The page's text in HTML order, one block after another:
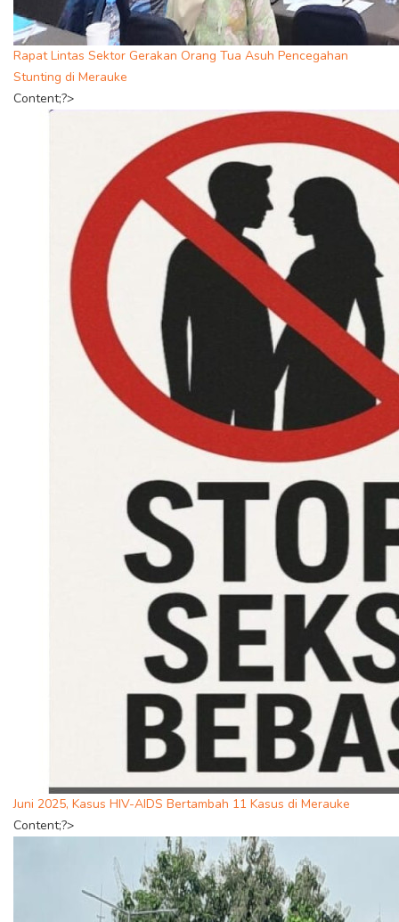
Rapat Lintas Sektor Gerakan Orang Tua Asuh Pencegahan
Stunting di Merauke
Content;?>
Juni 2025, Kasus HIV-AIDS Bertambah 11 Kasus di Merauke
Content;?>